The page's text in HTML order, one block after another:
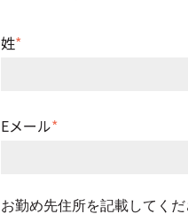
姓*
Eメール*
お勤め先住所を記載してくだ